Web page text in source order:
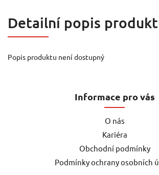
Detailní popis
Popis produktu není dostupný
Informace pro vás
O nás
Kariéra
Obchodní podmínky
Podmínky ochrany osobních